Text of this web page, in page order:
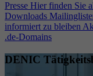
Presse Hier finden Sie
Downloads
informiert zu bleiben
.de-Domains
DENIC